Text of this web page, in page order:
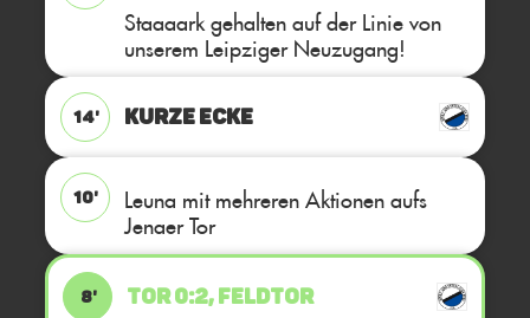
Staaaark gehalten auf der Linie von
unserem Leipziger Neuzugang!
14' KURZE ECKE
10'
Leuna mit mehreren Aktionen aufs
Jenaer Tor
8' TOR 0:2, FELDTOR